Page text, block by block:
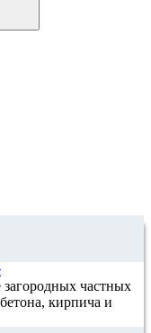
частных
кирпича и